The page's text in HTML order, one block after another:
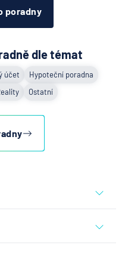
poradny
dle témat
účet
Hypoteční poradna
Ostatní